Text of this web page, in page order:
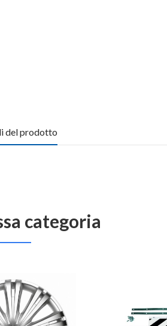
del prodotto
categoria